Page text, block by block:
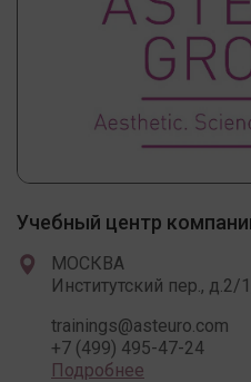
Учебный центр
МОСКВА
Институтский пер., д.2/
trainings@asteuro.com
+7 (499) 495-47-24
Подробнее